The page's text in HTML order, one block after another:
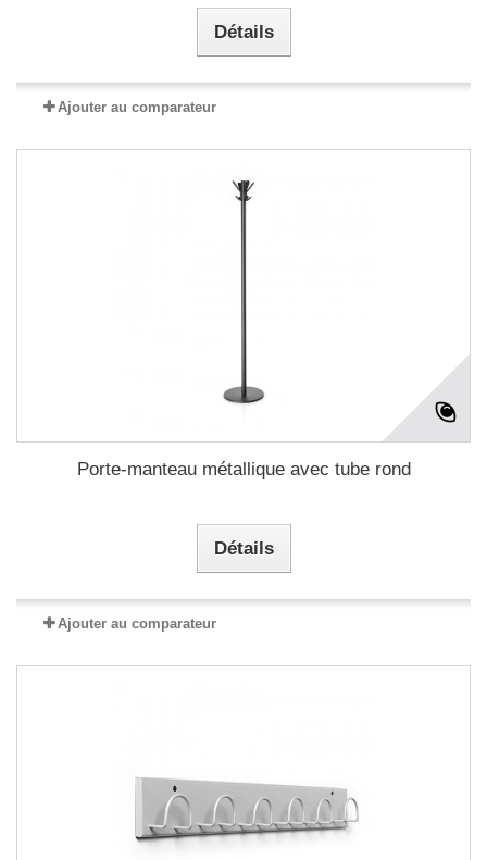
Détails
Ajouter au comparateur
Porte-manteau métallique avec tube rond
Détails
Ajouter au comparateur